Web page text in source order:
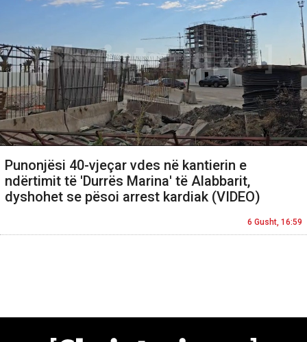
Punonjësi 40-vjeçar vdes në kantierin e
ndërtimit të 'Durrës Marina' të Alabbarit,
dyshohet se pësoi arrest kardiak (VIDEO)
6 Gusht, 16:59